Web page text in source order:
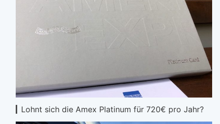
Lohnt sich die Amex Platinum für 720€ pro Jahr?